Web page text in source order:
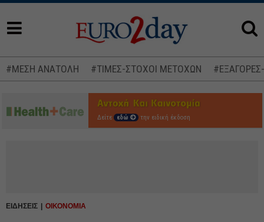
#ΜΕΣΗ ΑΝΑΤΟΛΗ #ΤΙΜΕΣ-ΣΤΟΧΟΙ ΜΕΤΟΧΩΝ
Δείτε εδώ την ειδική έκδοση
ΕΙΔΗΣΕΙΣ ΟΙΚΟΝΟΜΙΑ